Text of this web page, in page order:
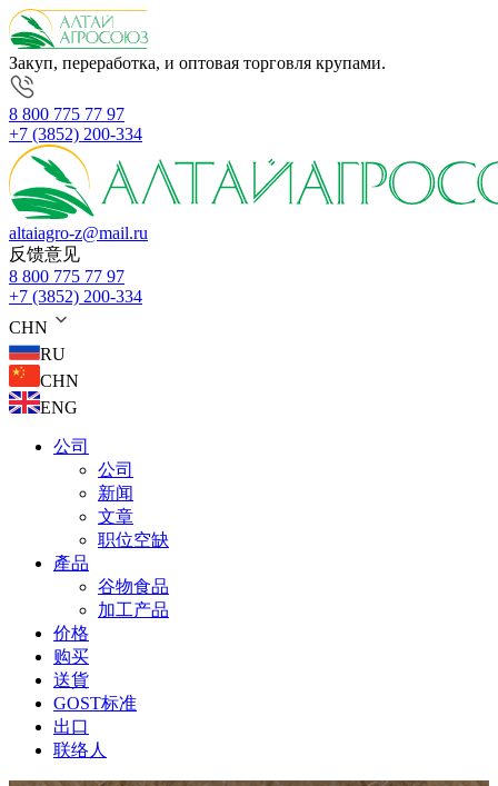
Закуп, переработка, и оптовая торговля крупами.
8 800 775 77 97
+7 (3852) 200-334
altaiagro-z@mail.ru
反馈意见
8 800 775 77 97
+7 (3852) 200-334
CHN
RU
CHN
ENG
公司
公司
新闻
文章
职位空缺
產品
谷物食品
加工产品
价格
购买
送貨
GOST标准
出口
联络人